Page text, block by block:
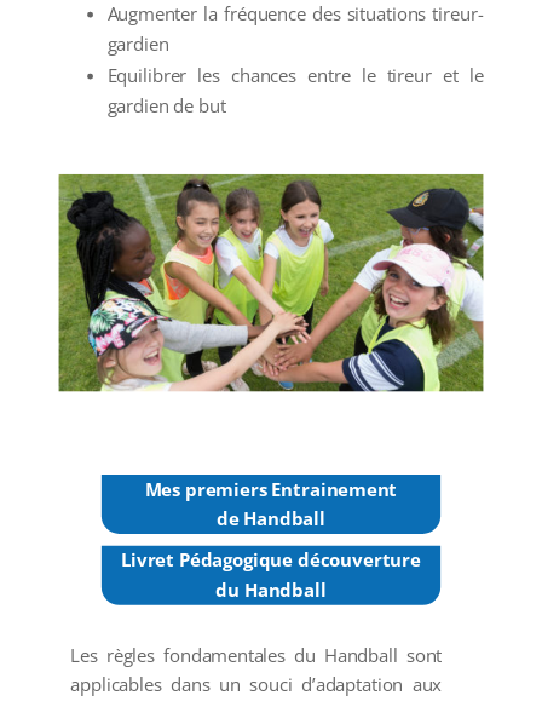
Augmenter la fréquence des situations tireur-
gardien
Equilibrer les chances entre le tireur et le
gardien de but
Mes premiers Entrainement
de Handball
Livret Pédagogique découverture
du Handball
Les règles fondamentales du Handball sont
applicables dans un souci d’adaptation aux